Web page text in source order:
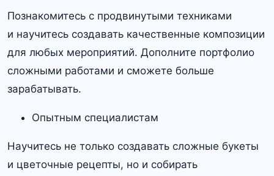
Познакомитесь с продвинутыми техниками
и научитесь создавать качественные композиции
для любых мероприятий. Дополните портфолио
сложными работами и сможете больше
зарабатывать.
Опытным специалистам
Научитесь не только создавать сложные букеты
и цветочные рецепты, но и собирать